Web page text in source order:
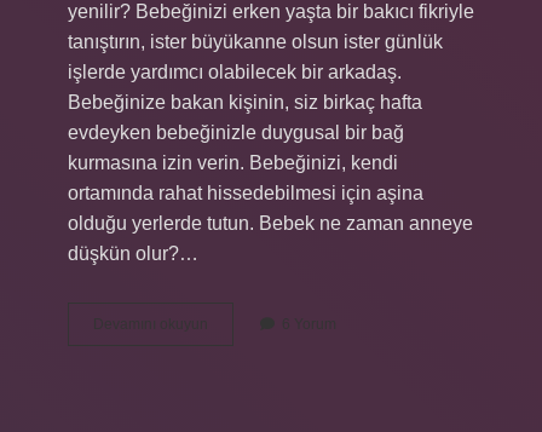
yenilir? Bebeğinizi erken yaşta bir bakıcı fikriyle
tanıştırın, ister büyükanne olsun ister günlük
işlerde yardımcı olabilecek bir arkadaş.
Bebeğinize bakan kişinin, siz birkaç hafta
evdeyken bebeğinizle duygusal bir bağ
kurmasına izin verin. Bebeğinizi, kendi
ortamında rahat hissedebilmesi için aşina
olduğu yerlerde tutun. Bebek ne zaman anneye
düşkün olur?…
Devamını okuyun
Bebeklerde
Ayrılık
6 Yorum